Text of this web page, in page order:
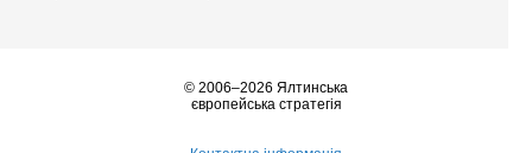
© 2006–2026 Ялтинська
європейська стратегія